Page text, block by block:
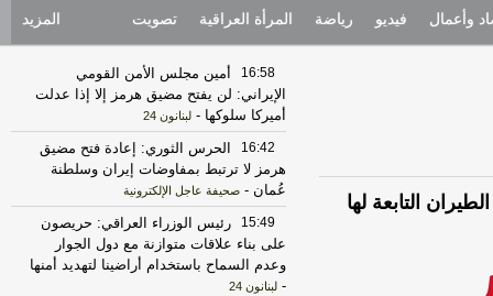
وأعمال فيديو رياضة المرأة العراقية تصويت المزيد
التابعة لها
16:58
أمين مجلس الأمن القومي
الإيراني: لن يفتح مضيق هرمز إلا إذا عدلت
أميركا سلوكها - لبنانون 24
16:42
الحرس الثوري: إعادة فتح مضيق
هرمز لا ترتبط بمفاوضات إيران وسلطنة
عُمان - صحيفة عاجل الإلكترونية
15:49
رئيس الوزراء العراقي: حريصون
على بناء علاقات متوازنة مع دول الجوار
وعدم السماح باستخدام أراضينا لتهديد أمنها
- لبنانون 24